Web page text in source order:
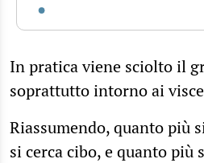
In pratica viene sciolto il
soprattutto intorno ai
Riassumendo, quanto più
si cerca cibo, e quanto più